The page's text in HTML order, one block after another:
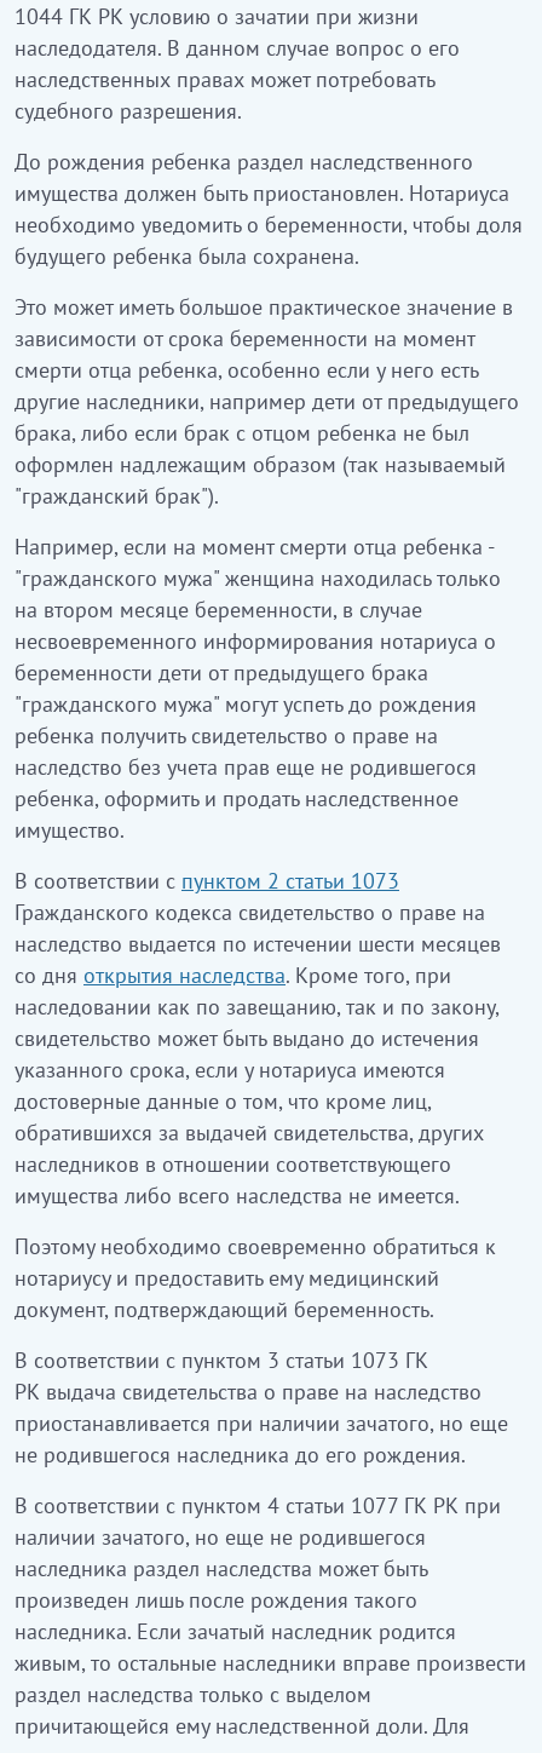
1044 ГК РК условию о зачатии при жизни
наследодателя. В данном случае вопрос о его
наследственных правах может потребовать
судебного разрешения.
До рождения ребенка раздел наследственного
имущества должен быть приостановлен. Нотариуса
необходимо уведомить о беременности, чтобы доля
будущего ребенка была сохранена.
Это может иметь большое практическое значение в
зависимости от срока беременности на момент
смерти отца ребенка, особенно если у него есть
другие наследники, например дети от предыдущего
брака, либо если брак с отцом ребенка не был
оформлен надлежащим образом (так называемый
"гражданский брак").
Например, если на момент смерти отца ребенка -
"гражданского мужа" женщина находилась только
на втором месяце беременности, в случае
несвоевременного информирования нотариуса о
беременности дети от предыдущего брака
"гражданского мужа" могут успеть до рождения
ребенка получить свидетельство о праве на
наследство без учета прав еще не родившегося
ребенка, оформить и продать наследственное
имущество.
В соответствии с пунктом 2 статьи 1073
Гражданского кодекса свидетельство о праве на
наследство выдается по истечении шести месяцев
со дня открытия наследства. Кроме того, при
наследовании как по завещанию, так и по закону,
свидетельство может быть выдано до истечения
указанного срока, если у нотариуса имеются
достоверные данные о том, что кроме лиц,
обратившихся за выдачей свидетельства, других
наследников в отношении соответствующего
имущества либо всего наследства не имеется.
Поэтому необходимо своевременно обратиться к
нотариусу и предоставить ему медицинский
документ, подтверждающий беременность.
В соответствии с пунктом 3 статьи 1073 ГК
РК выдача свидетельства о праве на наследство
приостанавливается при наличии зачатого, но еще
не родившегося наследника до его рождения.
В соответствии с пунктом 4 статьи 1077 ГК РК при
наличии зачатого, но еще не родившегося
наследника раздел наследства может быть
произведен лишь после рождения такого
наследника. Если зачатый наследник родится
живым, то остальные наследники вправе произвести
раздел наследства только с выделом
причитающейся ему наследственной доли. Для